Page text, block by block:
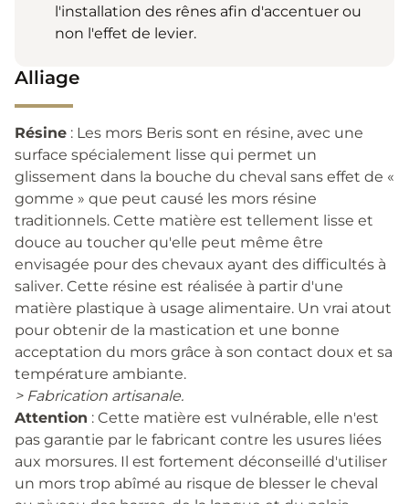
l'installation des rênes afin d'accentuer ou
non l'effet de levier.
Alliage
Résine : Les mors Beris sont en résine, avec une
surface spécialement lisse qui permet un
glissement dans la bouche du cheval sans effet de «
gomme » que peut causé les mors résine
traditionnels. Cette matière est tellement lisse et
douce au toucher qu'elle peut même être
envisagée pour des chevaux ayant des difficultés à
saliver. Cette résine est réalisée à partir d'une
matière plastique à usage alimentaire. Un vrai atout
pour obtenir de la mastication et une bonne
acceptation du mors grâce à son contact doux et sa
température ambiante.
> Fabrication artisanale.
Attention : Cette matière est vulnérable, elle n'est
pas garantie par le fabricant contre les usures liées
aux morsures. Il est fortement déconseillé d'utiliser
un mors trop abîmé au risque de blesser le cheval